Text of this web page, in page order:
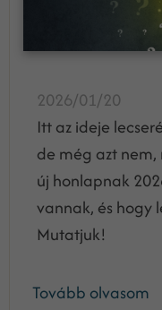
2026/01/20
Itt az ideje
de még azt
új honlapnak
vannak, és hogy
Mutatjuk!
Tovább olvasom